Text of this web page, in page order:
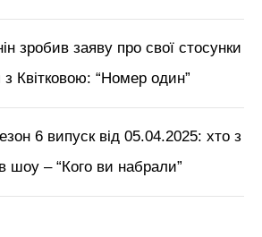
зробив заяву про свої стосунки
з Квітковою: “Номер один”
6 випуск від 05.04.2025: хто з
шоу – “Кого ви набрали”